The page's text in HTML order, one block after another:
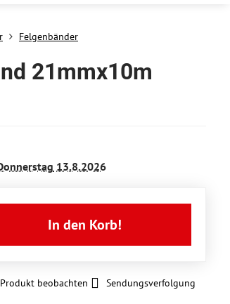
Felgenbänder
21mmx10m
13.8.2026
In den Korb!
Produkt beobachten Sendungsverfolgung